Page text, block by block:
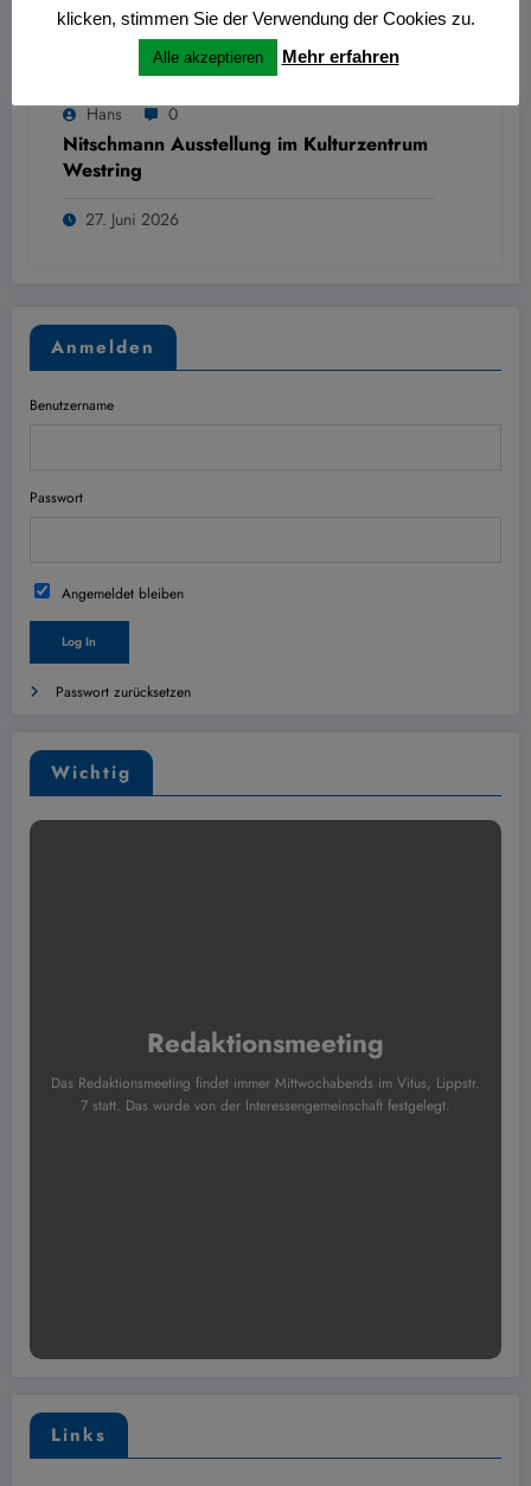
Hans 0
Nitschmann Ausstellung im Kulturzentrum
Westring
27. Juni 2026
Anmelden
Benutzername
Passwort
Angemeldet bleiben
Passwort zurücksetzen
Wichtig
Redaktionsmeeting
Das Redaktionsmeeting findet immer Mittwochabends im Vitus, Lippstr.
7 statt. Das wurde von der Interessengemeinschaft festgelegt.
Links
klicken, stimmen Sie der Verwendung der Cookies zu.
Alle akzeptieren Mehr erfahren